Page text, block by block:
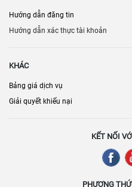
Hướng dẫn đăng tin
Hướng dẫn xác thực tài khoản
KHÁC
Bảng giá dịch vụ
Giải quyết khiếu nại
KẾT NỐI
PHƯƠNG